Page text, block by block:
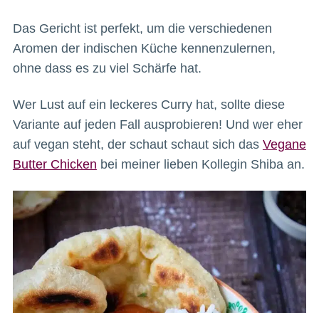
Das Gericht ist perfekt, um die verschiedenen
Aromen der indischen Küche kennenzulernen,
ohne dass es zu viel Schärfe hat.
Wer Lust auf ein leckeres Curry hat, sollte diese
Variante auf jeden Fall ausprobieren! Und wer eher
auf vegan steht, der schaut schaut sich das Vegane
Butter Chicken bei meiner lieben Kollegin Shiba an.